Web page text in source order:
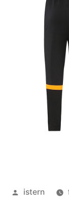
Publicado
istern